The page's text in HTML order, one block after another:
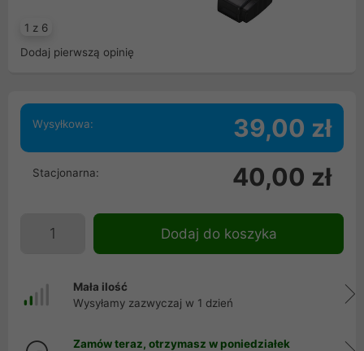
1 z 6
Dodaj pierwszą opinię
Wysyłkowa: 39,00 zł
Stacjonarna: 40,00 zł
Dodaj do koszyka
Mała ilość
Wysyłamy zazwyczaj w 1 dzień
Zamów teraz, otrzymasz w poniedziałek